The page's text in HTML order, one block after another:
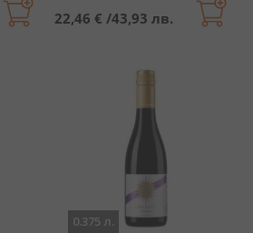
22,46 € /43,93 лв.
0.375 л.